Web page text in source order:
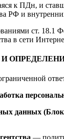
к ПДн, и
РФ и
ст.
в сети
данных
—